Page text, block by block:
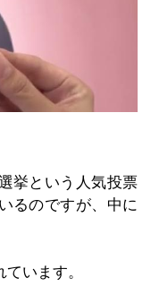
挙という人気投票
るのですが、中に
います。